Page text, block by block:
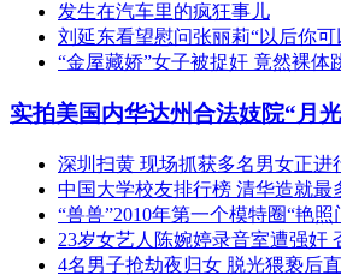
发生在汽车里的疯狂事儿
刘延东看望慰问张丽莉“以后你可
“金屋藏娇”女子被捉奸 竟然裸体
实拍美国内华达州合法妓院“月
深圳扫黄 现场抓获多名男女正进
中国大学校友排行榜 清华造就最
“兽兽”2010年第一个模特圈“艳照
23岁女艺人陈婉婷录音室遭强奸
4名男子抢劫夜归女 脱光猥亵后